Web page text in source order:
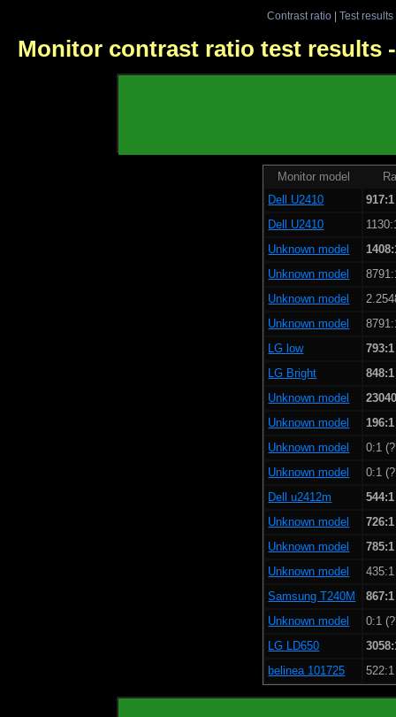
Contrast ratio| Test results
Monitor contrast ratio test results
Monitor model
Dell U2410
917:1
Dell U2410
Unknown model
Unknown model
Unknown model
Unknown model
LG low
793:1
LG Bright
848:1
Unknown model
Unknown model
196:1
Unknown model
0:1
Unknown model
0:1
Dell u2412m
544:1
Unknown model
726:1
Unknown model
785:1
Unknown model
Samsung T240M
867:1
Unknown model
0:1
LG LD650
belinea 101725